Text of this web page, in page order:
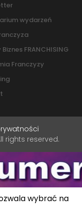
wydarzeń
Biznes FRANCHISING
Franczyzy
rights reserved.
wybrać na